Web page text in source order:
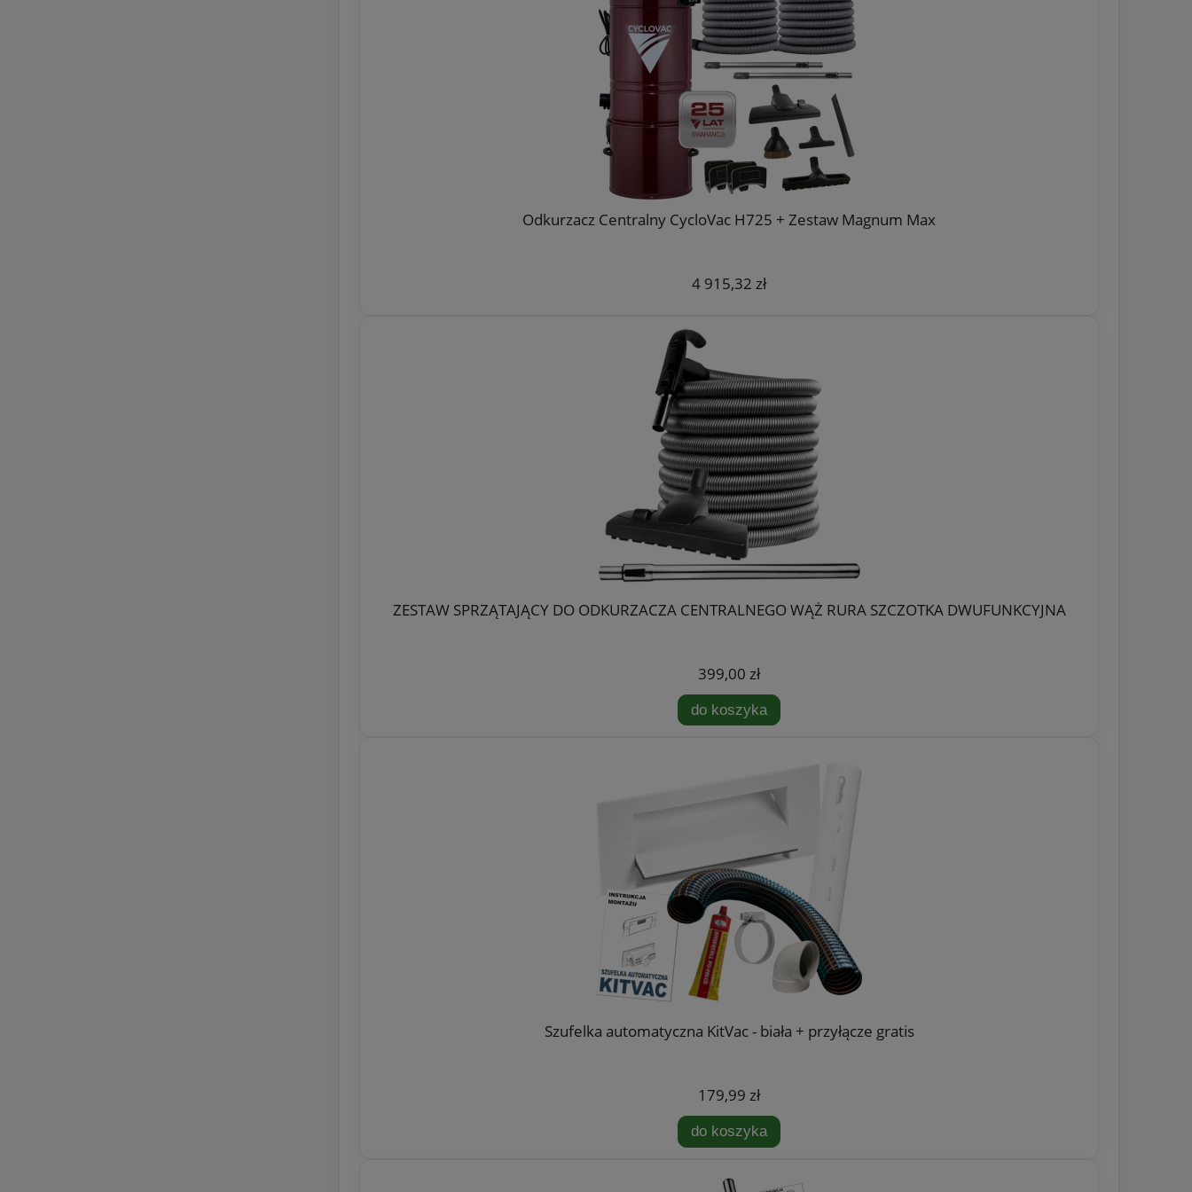
Odkurzacz Centralny CycloVac H725 + Zestaw Magnum Max
4 915,32 zł
ZESTAW SPRZĄTAJĄCY DO ODKURZACZA CENTRALNEGO WĄŻ RURA SZCZOTKA DWUFUNKCYJNA
399,00 zł
do koszyka
Szufelka automatyczna KitVac - biała + przyłącze gratis
179,99 zł
do koszyka